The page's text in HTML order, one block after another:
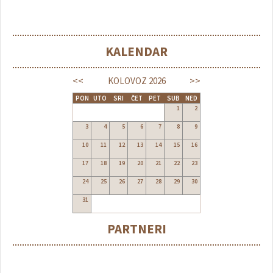
KALENDAR
<< >>
KOLOVOZ 2026
PON UTO SRI ČET PET SUB NED
1 2
3 4 5 6 7 8 9
10 11 12 13 14 15 16
17 18 19 20 21 22 23
24 25 26 27 28 29 30
31
PARTNERI